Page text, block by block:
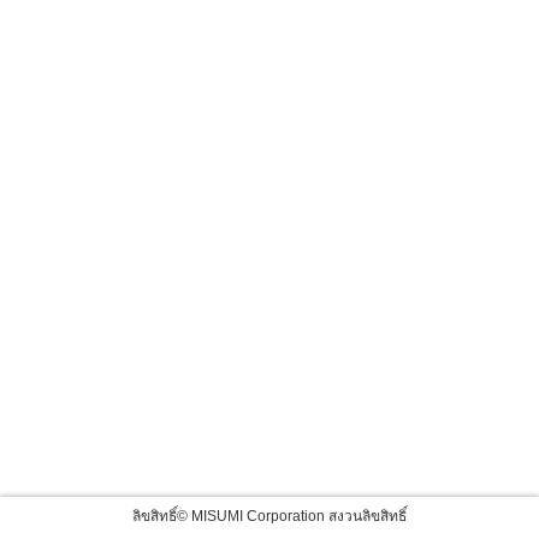
ลิขสิทธิ์© MISUMI Corporation สงวนลิขสิทธิ์